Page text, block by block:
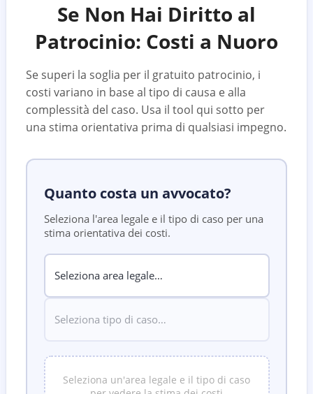
Se Non Hai Diritto al
Patrocinio: Costi a Nuoro
Se superi la soglia per il gratuito patrocinio, i
costi variano in base al tipo di causa e alla
complessità del caso. Usa il tool qui sotto per
una stima orientativa prima di qualsiasi impegno.
Quanto costa un avvocato?
Seleziona l'area legale e il tipo di caso per una
stima orientativa dei costi.
Seleziona un'area legale e il tipo di caso